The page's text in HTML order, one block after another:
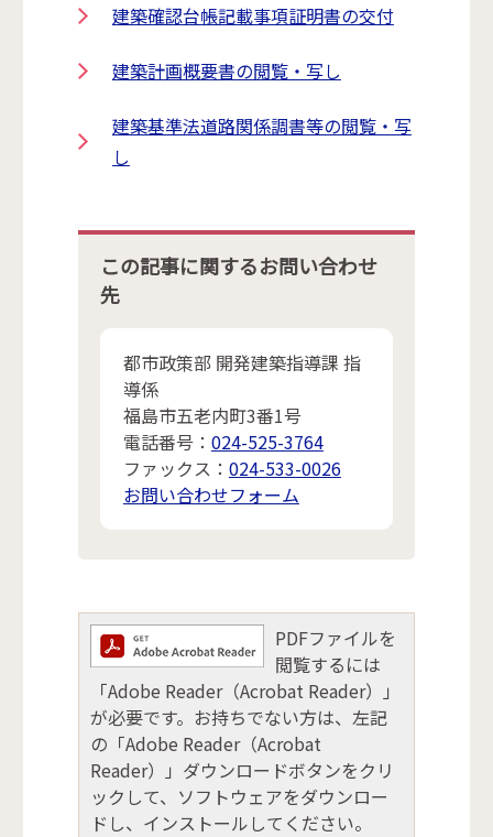
建築確認台帳記載事項証明書の交付
建築計画概要書の閲覧・写し
建築基準法道路関係調書等の閲覧・写
し
この記事に関するお問い合わせ
先
都市政策部 開発建築指導課 指
導係
福島市五老内町3番1号
電話番号： 024-525-3764
ファックス： 024-533-0026
お問い合わせフォーム
PDFファイルを
閲覧するには
「Adobe Reader（Acrobat Reader）」
が必要です。お持ちでない方は、左記
の「Adobe Reader（Acrobat
Reader）」ダウンロードボタンをクリ
ックして、ソフトウェアをダウンロー
ドし、インストールしてください。